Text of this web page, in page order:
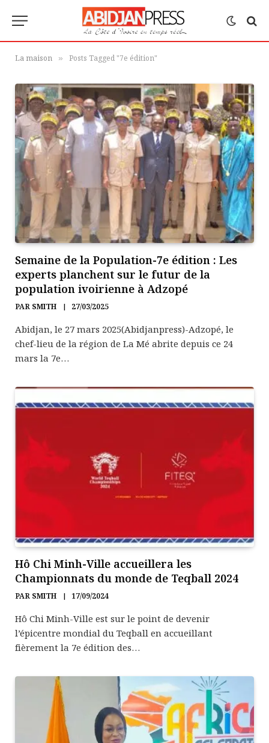
La maison » Posts Tagged "7e édition"
Semaine de la Population-7e édition : Les
experts planchent sur le futur de la
population ivoirienne à Adzopé
PAR SMITH 27/03/2025
Abidjan, le 27 mars 2025(Abidjanpress)-Adzopé, le
chef-lieu de la région de La Mé abrite depuis ce 24
mars la 7e…
Hô Chi Minh-Ville accueillera les
Championnats du monde de Teqball 2024
PAR SMITH 17/09/2024
Hô Chi Minh-Ville est sur le point de devenir
l’épicentre mondial du Teqball en accueillant
fièrement la 7e édition des…